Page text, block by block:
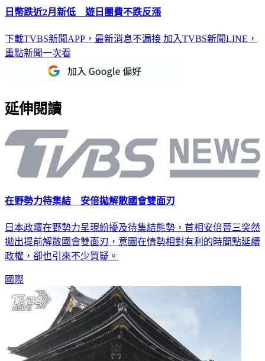
日幣跌近2月新低 遊日團費不跌反漲
下載TVBS新聞APP，最新消息不漏接 加入TVBS新聞LINE，
重點新聞一次看
延伸閱讀
在野勢力待集結 安倍拋解散國會雙面刃
日本政壇在野勢力呈現紛擾及待集結態勢，首相安倍晉三突然
拋出提前解散國會雙面刃，意圖在情勢相對有利的時間點延續
政權，卻也引來不少質疑。
國際